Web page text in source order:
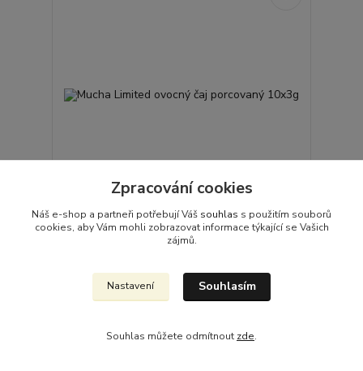
Mucha Limited ovocný čaj porcovaný 10x3g
Přidat do košíku
Zpracování cookies
Náš e-shop a partneři potřebují Váš souhlas s použitím souborů
cookies, aby Vám mohli zobrazovat informace týkající se Vašich
zájmů.
Nastavení Souhlasím
Souhlas můžete odmítnout zde.